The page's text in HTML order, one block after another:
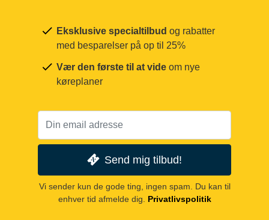
Eksklusive specialtilbud og rabatter
med besparelser på op til 25%
Vær den første til at vide om nye
køreplaner
Send mig tilbud!
Vi sender kun de gode ting, ingen spam. Du kan til
enhver tid afmelde dig.
Privatlivspolitik